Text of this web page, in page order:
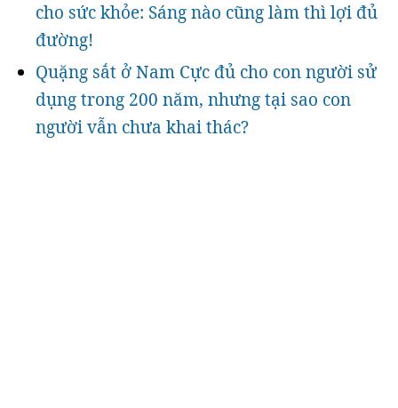
cho sức khỏe: Sáng nào cũng làm thì lợi đủ
đường!
Quặng sắt ở Nam Cực đủ cho con người sử
dụng trong 200 năm, nhưng tại sao con
người vẫn chưa khai thác?